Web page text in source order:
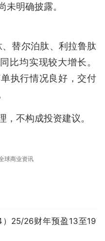
未明确披露。
替尔泊肽、利拉鲁肽
比均实现较大增长。
执行情况良好，交付
，不构成投资建议。
球商业资讯
）25/26财年预盈13至19